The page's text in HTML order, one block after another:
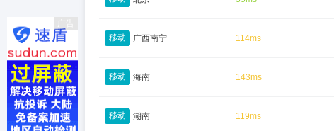
移动 广西南宁 114ms
移动 海南 143ms
移动 湖南 119ms
广告